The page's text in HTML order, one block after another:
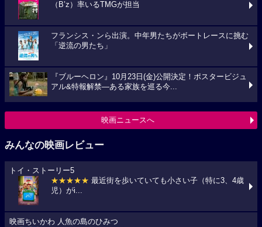
（B’z）率いるTMGが担当
フランシス・ンら出演。中年男たちがボートレースに挑む
「逆流の男たち」
『ブルーヘロン』10月23日(金)公開決定！ポスタービジュ
アル&特報解禁―ある家族を巡る今...
映画ニュースへ
みんなの映画レビュー
トイ・ストーリー5
★★★★★ 最近街を歩いていても小さい子（特に3、4歳
児）がi...
映画ちいかわ 人魚の島のひみつ